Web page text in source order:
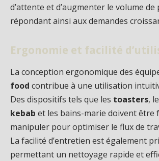
d’attente et d’augmenter le volume
répondant ainsi aux demandes
Ergonomie et facilité
La conception ergonomique des
food contribue à une utilisation
Des dispositifs tels que les toasters,
kebab et les bains-marie doivent être
manipuler pour optimiser le flux de
La facilité d’entretien est également
permettant un nettoyage rapide et